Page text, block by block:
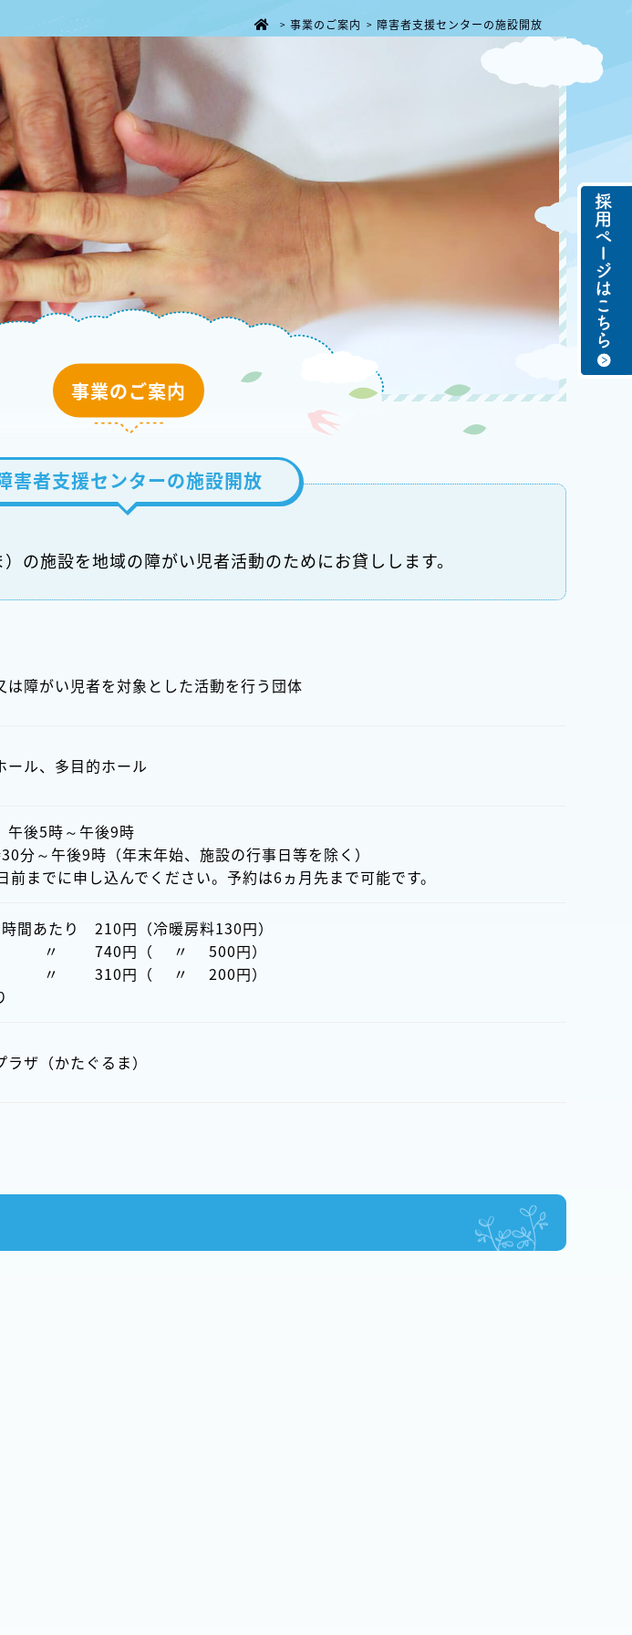
> 事業のご案内 > 障害者支援センターの施設開放
事業のご案内
害者支援センターの施設開放
の施設を地域の障がい児者活動のためにお貸しします。
は障がい児者を対象とした活動を行う団体
ール、多目的ホール
後5時～午後9時
分～午後9時（年末年始、施設の行事日等を除く）
までに申し込んでください。予約は6ヵ月先まで可能です。
たり 210円（冷暖房料130円）
〃 740円（ 〃 500円）
〃 310円（ 〃 200円）
ザ（かたぐるま）